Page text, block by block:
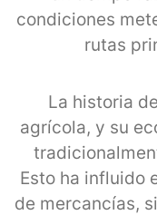
condiciones
rutas
La historia
agrícola, y su
Esto ha influido
de mercancías,